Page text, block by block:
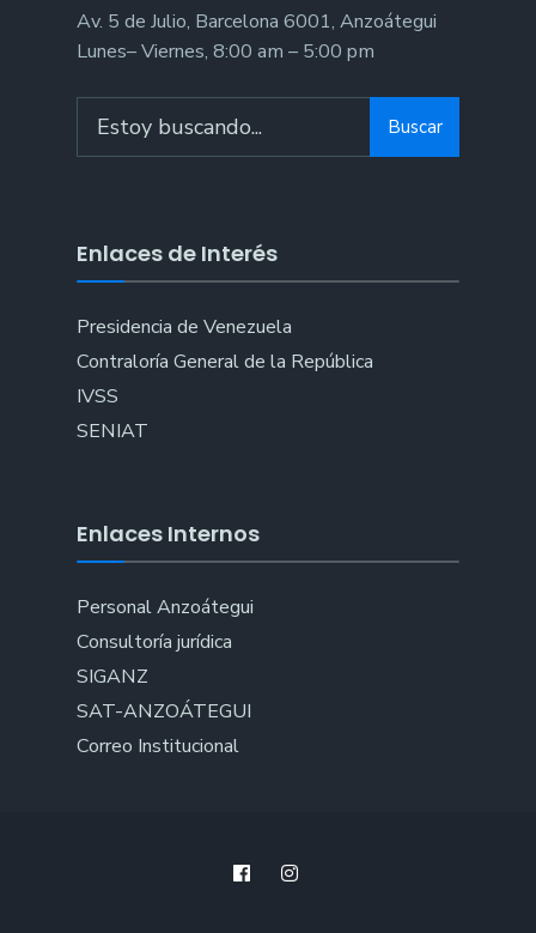
Av. 5 de Julio, Barcelona 6001, Anzoátegui
Lunes– Viernes, 8:00 am – 5:00 pm
for:
Buscar
Enlaces de Interés
Presidencia de Venezuela
Contraloría General de la República
IVSS
SENIAT
Enlaces Internos
Personal Anzoátegui
Consultoría jurídica
SIGANZ
SAT-ANZOÁTEGUI
Correo Institucional